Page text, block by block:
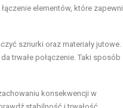
elementów, które zapewni
sznurki oraz materiały jutowe.
trwałe połączenie. Taki sposób
konsekwencji w